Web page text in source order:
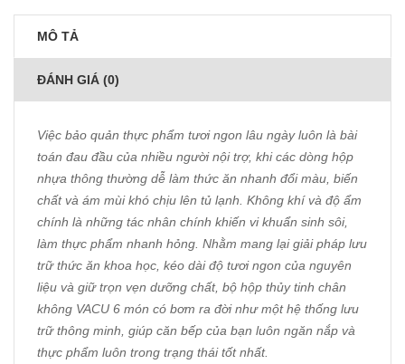
MÔ TẢ
ĐÁNH GIÁ (0)
Việc bảo quản thực phẩm tươi ngon lâu ngày luôn là bài
toán đau đầu của nhiều người nội trợ, khi các dòng hộp
nhựa thông thường dễ làm thức ăn nhanh đổi màu, biến
chất và ám mùi khó chịu lên tủ lạnh. Không khí và độ ẩm
chính là những tác nhân chính khiến vi khuẩn sinh sôi,
làm thực phẩm nhanh hỏng. Nhằm mang lại giải pháp lưu
trữ thức ăn khoa học, kéo dài độ tươi ngon của nguyên
liệu và giữ trọn vẹn dưỡng chất, bộ hộp thủy tinh chân
không VACU 6 món có bơm ra đời như một hệ thống lưu
trữ thông minh, giúp căn bếp của bạn luôn ngăn nắp và
thực phẩm luôn trong trạng thái tốt nhất.